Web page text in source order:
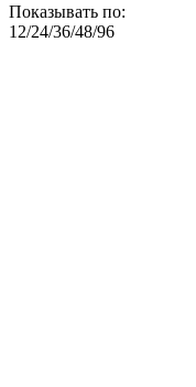
Показывать по:
12/24/36/48/96